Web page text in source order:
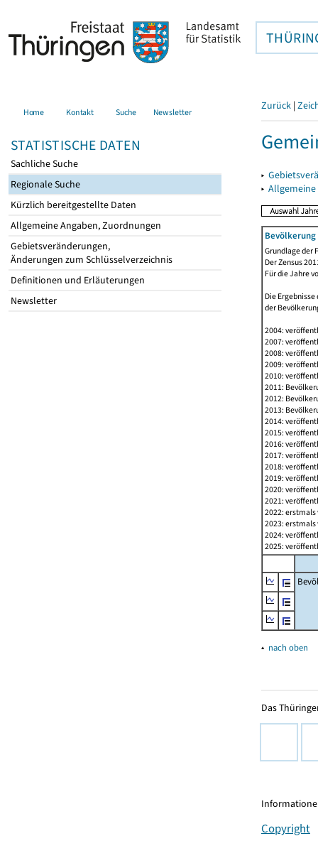
Home Kontakt Suche Newsletter
STATISTISCHE DATEN
Sachliche Suche
Regionale Suche
Kürzlich bereitgestellte Daten
Allgemeine Angaben, Zuordnungen
Gebietsveränderungen,
Änderungen zum Schlüsselverzeichnis
Definitionen und Erläuterungen
Newsletter
Zurück |
▸
▸
Grundlage der
Der Zensus
Für die Jahre
Die
der
2004:
2007:
2008:
2009:
2010:
2011:
2012:
2013:
2014:
2015:
2016:
2017:
2018:
2019:
2020:
2021:
2022:
2023:
2024:
2025:
▴ nach oben
Das
Copyright